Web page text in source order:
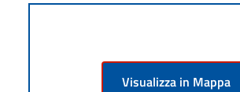
Visualizza in Mappa